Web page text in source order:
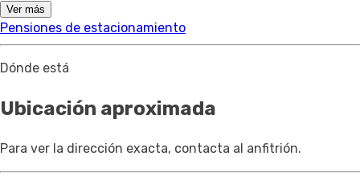
Ver más
Pensiones de estacionamiento
Dónde está
Ubicación aproximada
Para ver la dirección exacta, contacta al anfitrión.